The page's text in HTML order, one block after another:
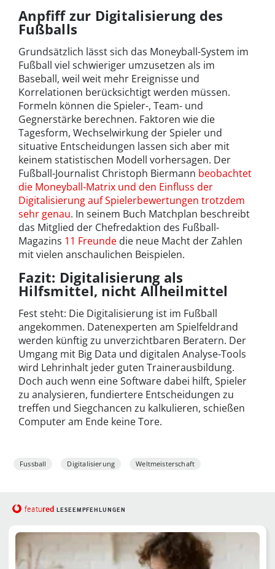
Anpfiff zur Digitalisierung des
Fußballs
Grundsätzlich lässt sich das Moneyball-System im
Fußball viel schwieriger umzusetzen als im
Baseball, weil weit mehr Ereignisse und
Korrelationen berücksichtigt werden müssen.
Formeln können die Spieler-, Team- und
Gegnerstärke berechnen. Faktoren wie die
Tagesform, Wechselwirkung der Spieler und
situative Entscheidungen lassen sich aber mit
keinem statistischen Modell vorhersagen. Der
Fußball-Journalist Christoph Biermann beobachtet
die Moneyball-Matrix und den Einfluss der
Digitalisierung auf Spielerbewertungen trotzdem
sehr genau. In seinem Buch Matchplan beschreibt
das Mitglied der Chefredaktion des Fußball-
Magazins 11 Freunde die neue Macht der Zahlen
mit vielen anschaulichen Beispielen.
Fazit: Digitalisierung als
Hilfsmittel, nicht Allheilmittel
Fest steht: Die Digitalisierung ist im Fußball
angekommen. Datenexperten am Spielfeldrand
werden künftig zu unverzichtbaren Beratern. Der
Umgang mit Big Data und digitalen Analyse-Tools
wird Lehrinhalt jeder guten Trainerausbildung.
Doch auch wenn eine Software dabei hilft, Spieler
zu analysieren, fundiertere Entscheidungen zu
treffen und Siegchancen zu kalkulieren, schießen
Computer am Ende keine Tore.
Fussball Digitalisierung Weltmeisterschaft
featured LESEEMPFEHLUNGEN